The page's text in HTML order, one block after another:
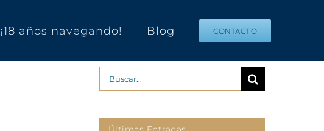
¡18 años navegando! Blog CONTACTO
Buscar: